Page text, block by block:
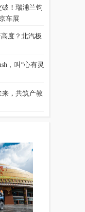
！瑞浦兰钧
车展
度？北汽极
，叫“心有灵
，共筑产教